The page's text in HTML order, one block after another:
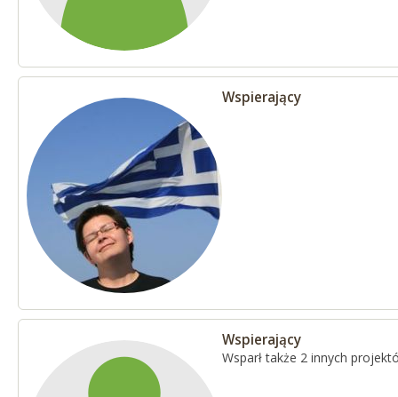
Wspierający
Wspierający
Wsparł także 2 innych